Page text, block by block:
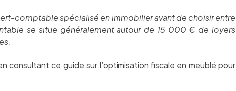
comptable spécialisé en immobilier avant de choisir entre
se situe généralement autour de 15 000 € de loyers
consultant ce guide sur l’optimisation fiscale en meublé pour